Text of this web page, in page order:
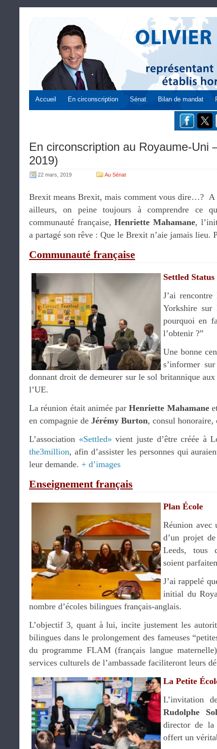
Accueil En circonscription Sénat Bilan de mandat
En circonscription au Royaume-Uni
2019)
22 mars, 2019 Au Sénat
Brexit means Brexit, mais comment vous dire…? A
ailleurs, on peine toujours à comprendre ce
communauté française,Henriette Mahamane,
a partagé son rêve : Que le Brexit n’aie jamais lieu.
Communauté française
Settled Status
J’ai
Yorkshire sur
pourquoi en
l’obtenir ?”
Une bonne
s’informer
donnant droit de demeurer sur le sol britannique
l’UE.
La réunion était animée parHenriette Mahamane
en compagnie de Jérémy Burton, consul honoraire,
L’association «Settled» vient juste d’être créée à
the3million, afin d’assister les personnes qui
leur demande. + d’images
Enseignement français
Plan École
Réunion avec
d’un projet
Leeds, tous
soient
J’ai rappelé
initial du
nombre d’écoles bilingues français-anglais.
L’objectif 3, quant à lui, incite justement les
bilingues dans le prolongement des fameuses
du programme FLAM (français langue
services culturels de l’ambassade faciliteront leurs
La Petite
L’invitation
Rudolphe
director de la
offert un